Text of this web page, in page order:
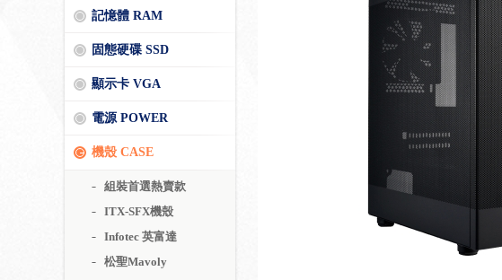
記憶體 RAM
固態硬碟 SSD
顯示卡 VGA
電源 POWER
機殼 CASE
組裝首選熱賣款
ITX-SFX機殼
Infotec 英富達
松聖Mavoly